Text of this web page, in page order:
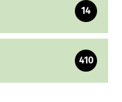
14
410